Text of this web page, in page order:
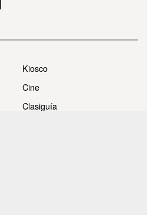
Kiosco
Cine
Clasiguía